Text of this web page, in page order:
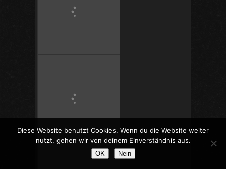
Diese Website benutzt Cookies. Wenn du die Website weiter
nutzt, gehen wir von deinem Einverständnis aus.
OK Nein